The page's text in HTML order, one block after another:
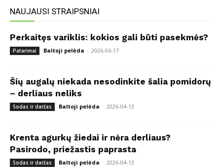
NAUJAUSI STRAIPSNIAI
Perkaitęs variklis: kokios gali būti pasekmės?
Patarimai Baltoji pelėda - 2026-06-17
Šių augalų niekada nesodinkite šalia pomidorų
– derliaus neliks
Sodas ir daržas Baltoji pelėda - 2026-04-13
Krenta agurkų žiedai ir nėra derliaus?
Pasirodo, priežastis paprasta
Sodas ir daržas Baltoji pelėda - 2026-04-13